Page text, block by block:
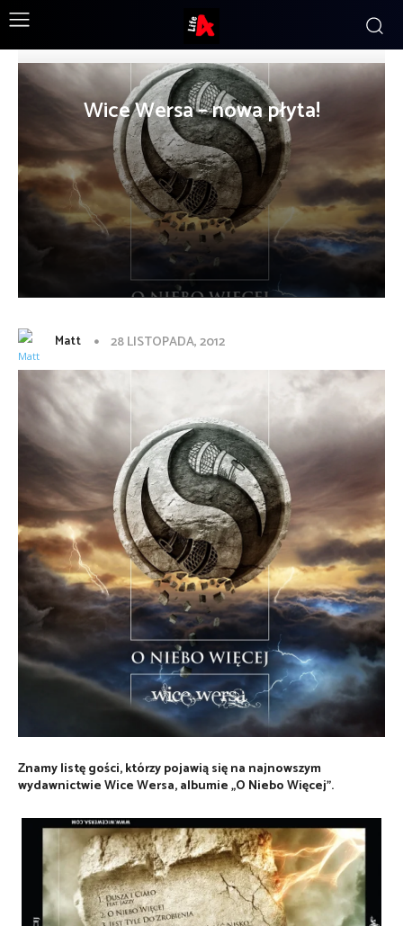
Wice Wersa – nowa płyta!
Matt 28 LISTOPADA, 2012
Znamy listę gości, którzy pojawią się na najnowszym
wydawnictwie Wice Wersa, albumie „O Niebo Więcej”.